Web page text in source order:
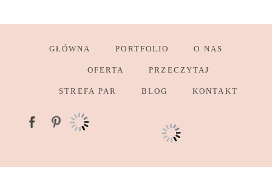
GŁÓWNA PORTFOLIO O NAS
OFERTA PRZECZYTAJ
STREFA PAR BLOG KONTAKT